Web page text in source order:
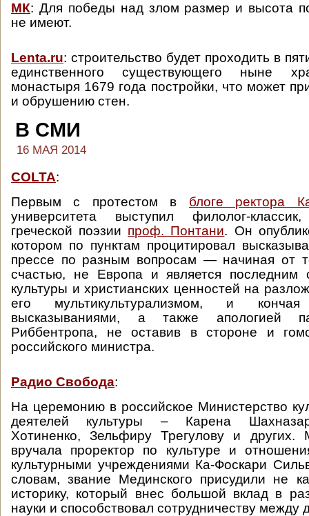
МК: Для победы над злом размер и высота
не имеют.
Lenta.ru: строительство будет проходить в
единственного существующего ныне
монастыря 1679 года постройки, что может
и обрушению стен.
В СМИ
16 МАЯ 2014
COLTA:
Первым с протестом в блоге ректора
университета выступил филолог-
греческой поэзии проф. Понтани. Он
котором по пунктам процитировал
прессе по разным вопросам — начиная от
счастью, не Европа и является последним
культуры и христианских ценностей на
его мультикультурализмом, и кончая
высказываниями, а также апологией
Риббентропа, не оставив в стороне и
российского министра.
Радио Свобода:
На церемонию в российское Министерство
деятелей культуры – Карена
Хотиненко, Зельфиру Трегулову и
вручала проректор по культуре и
культурными учреждениями Ка-Фоскари
словам, звание Мединского присудили не
историку, который внес большой вклад в
науки и способствовал сотрудничеству между